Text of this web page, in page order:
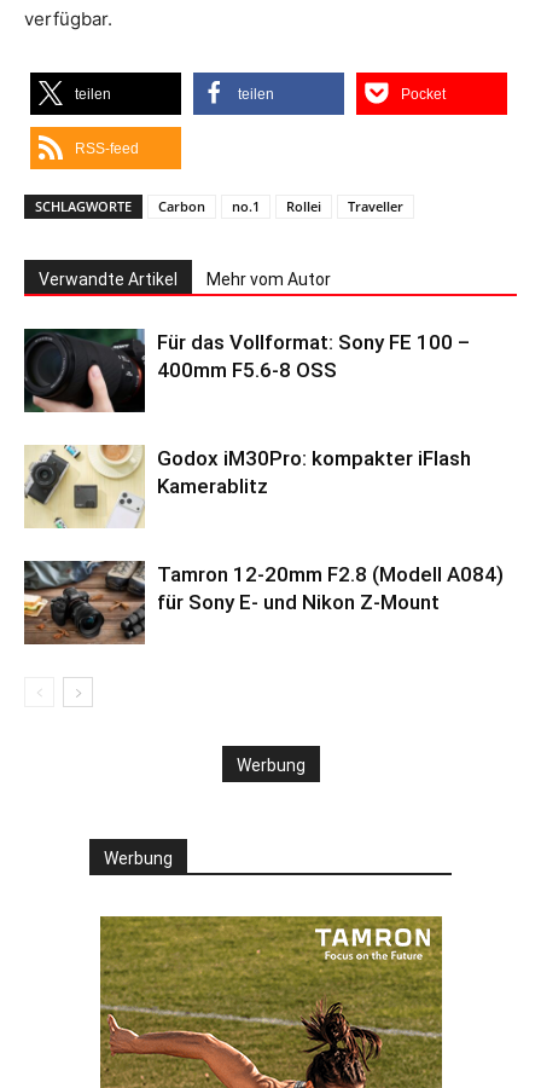
verfügbar.
teilen teilen Pocket
RSS-feed
SCHLAGWORTE Carbon no.1 Rollei Traveller
Verwandte Artikel Mehr vom Autor
Für das Vollformat: Sony FE 100 –
400mm F5.6-8 OSS
Godox iM30Pro: kompakter iFlash
Kamerablitz
Tamron 12-20mm F2.8 (Modell A084)
für Sony E- und Nikon Z-Mount
Werbung
Werbung